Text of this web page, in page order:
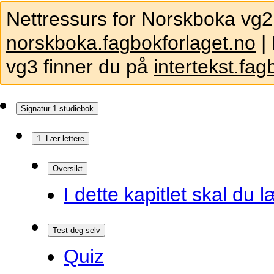
Nettressurs for Norskboka
norskboka.fagbokforlaget.no |
vg3 finner du på
Signatur 1 studiebok
1. Lær lettere
Oversikt
I dette kapitlet skal du
Test deg selv
Quiz